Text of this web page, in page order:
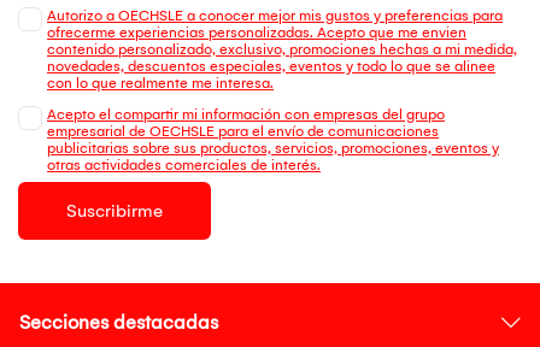
Autorizo a OECHSLE a conocer mejor mis gustos y preferencias para
ofrecerme experiencias personalizadas. Acepto que me envien
contenido personalizado, exclusivo, promociones hechas a mi medida,
novedades, descuentos especiales, eventos y todo lo que se alinee
con lo que realmente me interesa.
Acepto el compartir mi información con empresas del grupo
empresarial de OECHSLE para el envío de comunicaciones
publicitarias sobre sus productos, servicios, promociones, eventos y
otras actividades comerciales de interés.
Suscribirme
Secciones destacadas